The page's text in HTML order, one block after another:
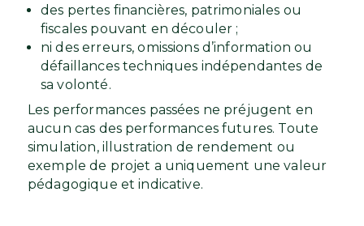
des pertes financières, patrimoniales ou
fiscales pouvant en découler ;
ni des erreurs, omissions d’information ou
défaillances techniques indépendantes de
sa volonté.
Les performances passées ne préjugent en
aucun cas des performances futures. Toute
simulation, illustration de rendement ou
exemple de projet a uniquement une valeur
pédagogique et indicative.